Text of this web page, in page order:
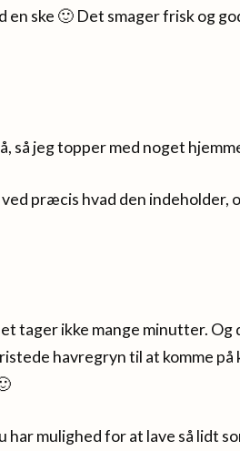
en ske 🙂 Det smager frisk og
så jeg topper med noget
præcis hvad den indeholder,
tager ikke mange minutter. Og
havregryn til at komme på
har mulighed for at lave så lidt